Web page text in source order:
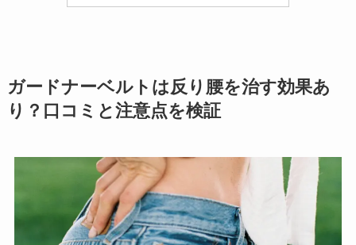
ガードナーベルトは反り腰を治す効果あ
り？口コミと注意点を検証